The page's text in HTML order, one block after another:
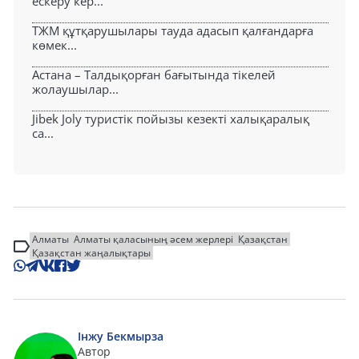
ТЖМ құтқарушылары тауда адасып қалғандарға
көмек...
Астана – Талдықорған бағытында тікелей
жолаушылар...
Jibek Joly туристік пойызы кезекті халықаралық
са...
Алматы Алматы қаласының әсем жерлері Қазақстан
Қазақстан жаңалықтары
Інжу Бекмырза
Автор